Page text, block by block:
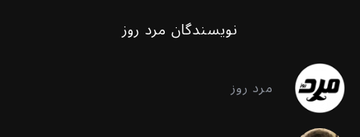
نویسندگان مرد روز
مرد روز